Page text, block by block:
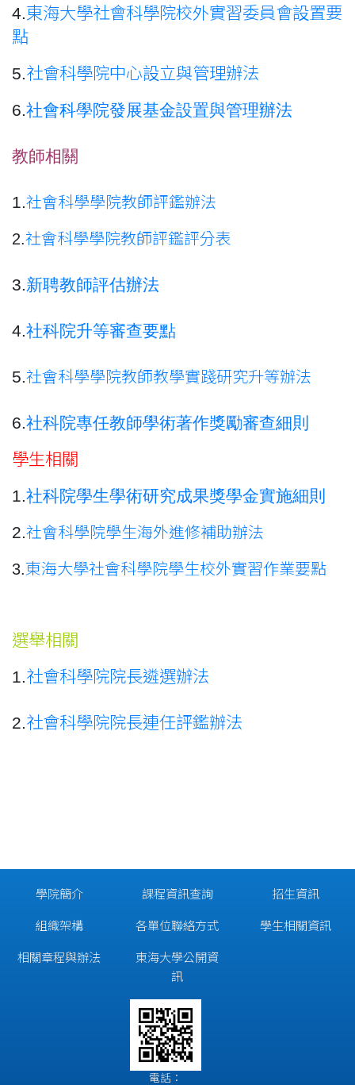
4.東海大學社會科學院校外實習委員會設置要
點
5.社會科學院中心設立與管理辦法
6.社會科學院發展基金設置與管理辦法
教師相關
1.社會科學學院教師評鑑辦法
2.社會科學學院教師評鑑評分表
3.新聘教師評估辦法
4.社科院升等審查要點
5.社會科學學院教師教學實踐研究升等辦法
6.社科院專任教師學術著作獎勵審查細則
學生相關
1.社科院學生學術研究成果獎學金實施細則
2.社會科學院學生海外進修補助辦法
3.東海大學社會科學院學生校外實習作業要點
選舉相關
1.社會科學院院長遴選辦法
2.社會科學院院長連任評鑑辦法
學院簡介
組織架構
相關章程與辦法
課程資訊查詢
各單位聯絡方式
東海大學公開資
訊
招生資訊
學生相關資訊
電話：